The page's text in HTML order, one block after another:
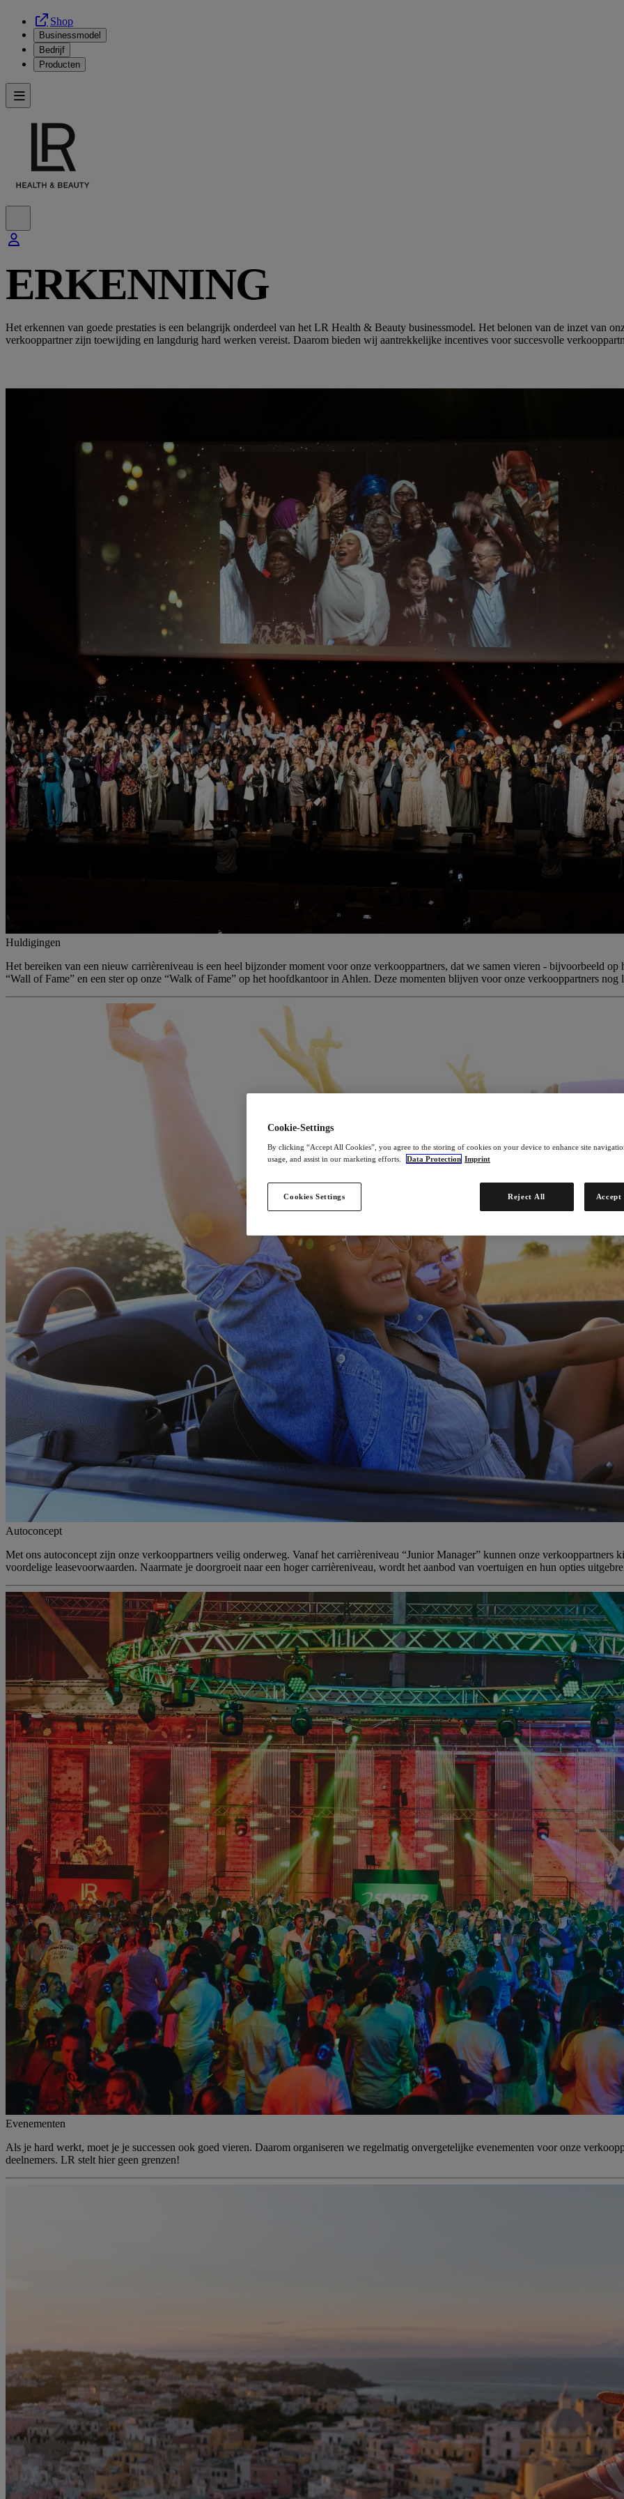
Shop
Businessmodel
Bedrijf
Producten
ERKENNING
Het erkennen van goede prestaties is een belangrijk onderdeel van het LR Health & Beauty businessmodel. Het belonen van de inzet van
verkooppartner zijn toewijding en langdurig hard werken vereist. Daarom bieden wij aantrekkelijke incentives voor succesvolle
Huldigingen
Het bereiken van een nieuw carrièreniveau is een heel bijzonder moment voor onze verkooppartners, dat we samen vieren - bijvoorbeeld
“Wall of Fame” en een ster op onze “Walk of Fame” op het hoofdkantoor in Ahlen. Deze momenten blijven voor onze verkooppartners nog
Autoconcept
Met ons autoconcept zijn onze verkooppartners veilig onderweg. Vanaf het carrièreniveau “Junior Manager” kunnen onze verkooppartners
voordelige leasevoorwaarden. Naarmate je doorgroeit naar een hoger carrièreniveau, wordt het aanbod van voertuigen en hun opties
Evenementen
Als je hard werkt, moet je je successen ook goed vieren. Daarom organiseren we regelmatig onvergetelijke evenementen voor onze
deelnemers. LR stelt hier geen grenzen!
Cookie-Settings
By clicking “Accept All Cookies”, you agree to the storing of cookies on your device to enhance site
usage, and assist in our marketing efforts.
Data Protection Imprint
Cookies Settings Reject All